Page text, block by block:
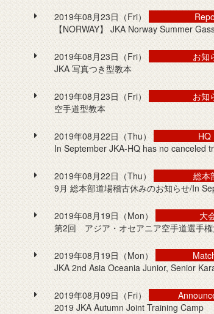
2019年08月23日（Fri）
【NORWAY】 JKA Norway Summer
2019年08月23日（Fri）
お知
JKA 写真つき型教本
2019年08月23日（Fri）
お知
空手道型教本
2019年08月22日（Thu）
HQ
In September JKA-HQ has no canceled
2019年08月22日（Thu）
総本
9月 総本部道場稽古休みのお知らせ/In
2019年08月19日（Mon）
大
第2回 アジア・オセアニア空手道選手
2019年08月19日（Mon）
JKA 2nd Asia Oceania Junior, Senior
2019年08月09日（Fri）
2019 JKA Autumn Joint Training Camp